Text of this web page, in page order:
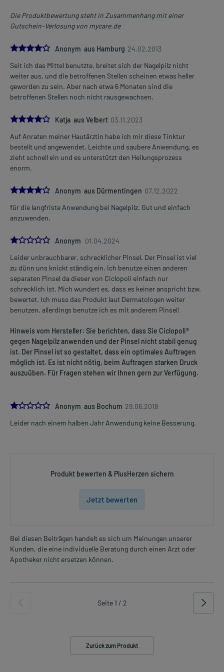
Die Produktbewertung steht in Zusammenhang mit einer
Gutschein-Verlosung von mycare.de
4.0Anonym aus Hamburg 24.02.2013
Seit ich das Mittel benutzte, breitet sich der Nagelpilz nicht
weiter aus, und die betroffenen Stellen scheinen etwas heller
geworden zu sein. Aber nach etwa 6 Monaten sind die
betroffenen Stellen noch nicht rausgewachsen.
4.0
Katja aus Velbert 03.11.2023
Auf Anraten meiner Hautärztin habe ich mir diese Tinktur
bestellt und angewendet. Leichte und saubere Anwendung, es
zieht schnell ein und es unterstützt den Heilungsprozess
enorm.
4.0Anonym aus Dürmentingen 07.12.2022
für die langfriste Anwendung bei Nagelpilz. Gut und einfach
anzuwenden.
1.0Anonym 01.04.2024
Leider unbrauchbarer, schrecklicher Pinsel. Der Pinsel ist viel
zu dünn uns knickt ständig ein. Ich benutze einen anderen
separaten Pinsel da dieser von Ciclopoli einfach nur
schrecklich ist. Mich wundert es, dass es keiner anspricht bzw.
bewertet. Ich muss das Produkt laut Dermatologen weiter
benutzen, allerdings benutze ich es mit anderem Pinsel!
Hinweis vom Hersteller: Sie berichten, dass Sie Ciclopoli®
gegen Nagelpilz anwenden und der Pinsel nicht stabil genug
ist. Der Pinsel ist so gestaltet, dass ein optimales Auftragen
möglich ist. Es ist nicht nötig, beim Auftragen starken Druck
auszuüben. Für Fragen stehen wir Ihnen gern zur Verfügung.
1.0Anonym aus Bochum 29.06.2018
Leider nach einem halben Jahr Anwendung keine Besserung.
Produkt bewerten & PlusHerzen sichern
Jetzt bewerten
Bei diesen Beiträgen handelt es sich um Meinungen unserer
Kunden, die eine individuelle Beratung durch einen Arzt oder
Apotheker nicht ersetzen können.
Seite 1 / 2
Zurück zum Produkt